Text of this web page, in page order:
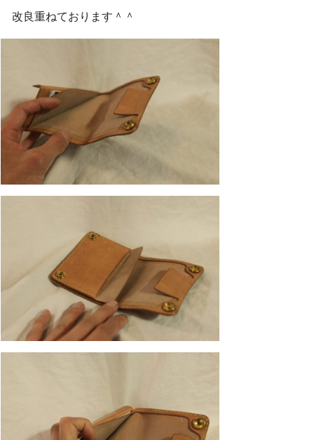
改良重ねております＾＾